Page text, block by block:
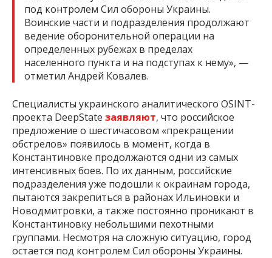
под контролем Сил обороны Украины.
Воинские части и подразделения продолжают
ведение оборонительной операции на
определенных рубежах в пределах
населенного пункта и на подступах к нему», —
отметил Андрей Ковалев.
Специалисты украинского аналитического OSINT-
проекта DeepState заявляют, что российское
предложение о шестичасовом «прекращении
обстрелов» появилось в момент, когда в
Константиновке продолжаются одни из самых
интенсивных боев. По их данным, российские
подразделения уже подошли к окраинам города,
пытаются закрепиться в районах Ильиновки и
Новодмитровки, а также постоянно проникают в
Константиновку небольшими пехотными
группами. Несмотря на сложную ситуацию, город
остается под контролем Сил обороны Украины.